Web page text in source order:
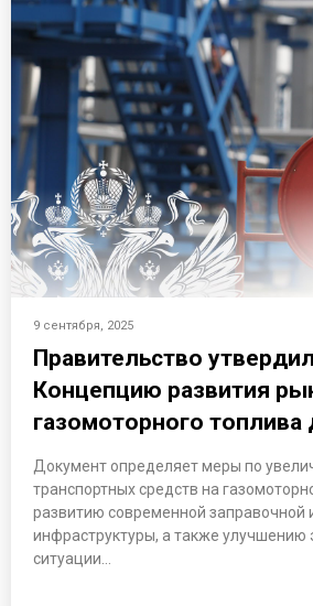
9 сентября, 2025
Правительство
Концепцию развития
газомоторного топлива
Документ определяет меры по
транспортных средств на
развитию современной заправочной
инфраструктуры, а также улучшению
ситуации…